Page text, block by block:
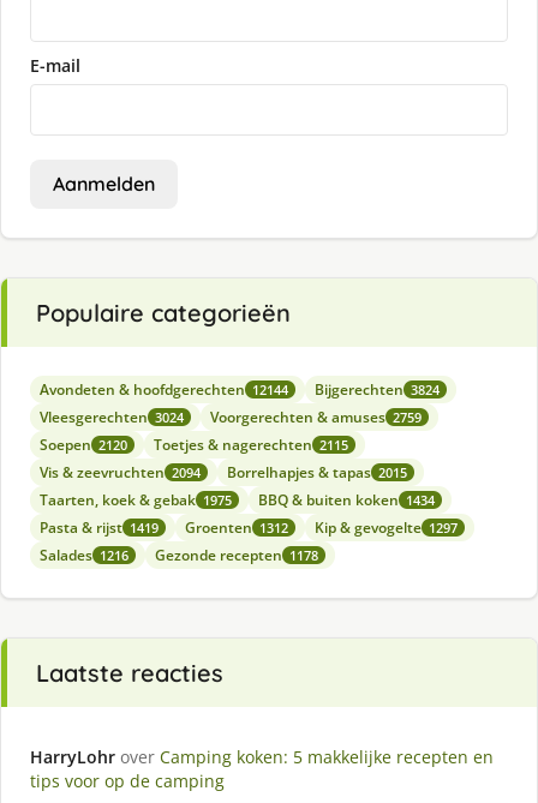
E-mail
Aanmelden
Populaire categorieën
Avondeten & hoofdgerechten 12144 Bijgerechten 3824
Vleesgerechten 3024 Voorgerechten & amuses 2759
Soepen 2120 Toetjes & nagerechten 2115
Vis & zeevruchten 2094 Borrelhapjes & tapas 2015
Taarten, koek & gebak 1975 BBQ & buiten koken 1434
Pasta & rijst 1419 Groenten 1312 Kip & gevogelte 1297
Salades 1216 Gezonde recepten 1178
Laatste reacties
HarryLohr over Camping koken: 5 makkelijke recepten en
tips voor op de camping